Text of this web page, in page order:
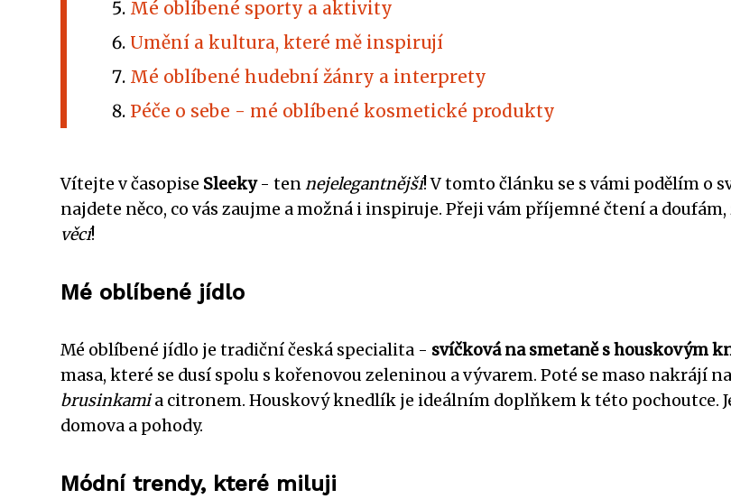
Mé oblíbené sporty a aktivity
Umění a kultura, které mě inspirují
Mé oblíbené hudební žánry a interprety
Péče o sebe - mé oblíbené kosmetické produkty
Vítejte v časopise Sleeky- tennejelegantnější! V tomto článku se s vámi podělím o
najdete něco, co vás zaujme a možná i inspiruje. Přeji vám příjemné čtení a
věcí!
Mé oblíbené jídlo
Mé oblíbené jídlo je tradiční česká specialita - svíčková na smetaně s houskovým
masa, které se dusí spolu s kořenovou zeleninou a vývarem. Poté se maso nakrájí
brusinkamia citronem. Houskový knedlík je ideálním doplňkem k této pochoutce.
domova a pohody.
Módní trendy, které miluji